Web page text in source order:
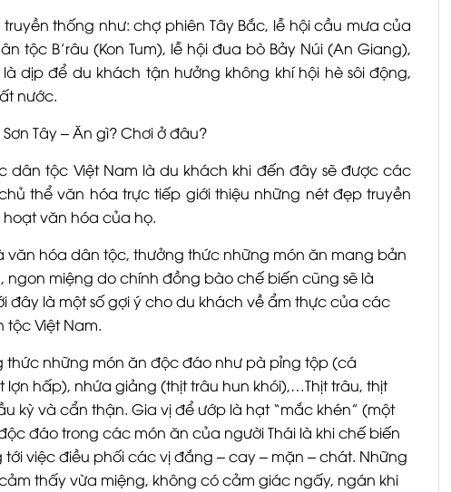
thống như: chợ phiên Tây Bắc, lễ hội cầu mưa của
tộc B’râu (Kon Tum), lễ hội đua bò Bảy Núi (An Giang),
dịp để du khách tận hưởng không khí hội hè sôi động,
nước.
dân tộc Việt Nam là du khách khi đến đây sẽ được các
thể văn hóa trực tiếp giới thiệu những nét đẹp truyền
văn hóa của họ.
văn hóa dân tộc, thưởng thức những món ăn mang bản
miệng do chính đồng bào chế biến cũng sẽ là
là một số gợi ý cho du khách về ẩm thực của các
tộc Việt Nam.
những món ăn độc đáo như pà pỉng tộp (cá
hấp), nhứa giảng (thịt trâu hun khói),…Thịt trâu, thịt
kỳ và cẩn thận. Gia vị để ướp là hạt “mắc khén” (một
đáo trong các món ăn của người Thái là khi chế biến
việc điều phối các vị đắng – cay – mặn – chát. Những
thấy vừa miệng, không có cảm giác ngấy, ngán khi